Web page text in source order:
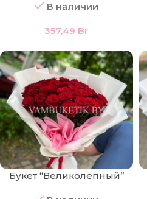
В наличии
357,49 Br
Букет “Великолепный”